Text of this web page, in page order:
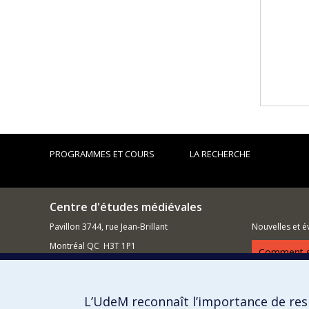
PROGRAMMES ET COURS LA RECHERCHE
Centre d'études médiévales
Pavillon 3744, rue Jean-Brillant
Montréal QC H3T 1P1
Nouvelles et
Comment
L’UdeM reconnaît l’importance de